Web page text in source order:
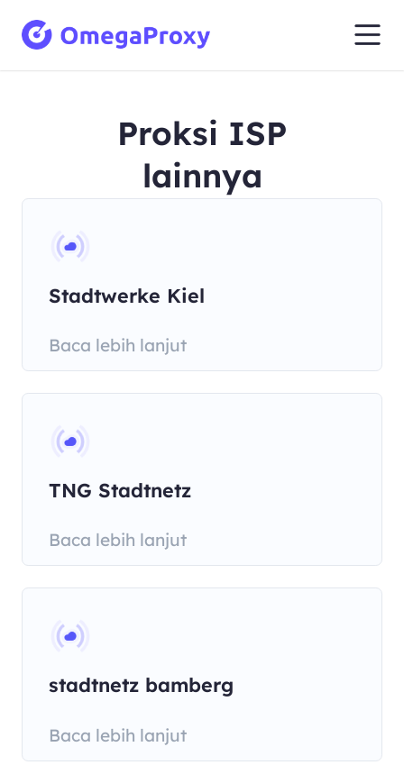
Proksi ISP
lainnya
Stadtwerke Kiel
Baca lebih lanjut
TNG Stadtnetz
Baca lebih lanjut
stadtnetz bamberg
Baca lebih lanjut